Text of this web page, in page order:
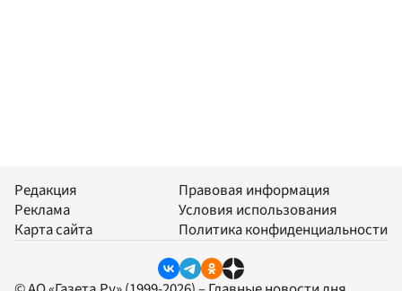
Редакция
Реклама
Карта сайта
Правовая информация
Условия использования
Политика конфиденциальности